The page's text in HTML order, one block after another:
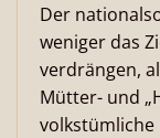
Der
weniger das
verdrängen,
Mütter- und